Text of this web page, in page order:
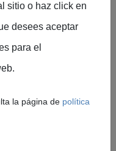
sitio o haz click en
desees aceptar
para el
la página de política